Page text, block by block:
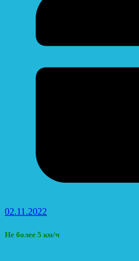
02.11.2022
Не более 5 км/ч